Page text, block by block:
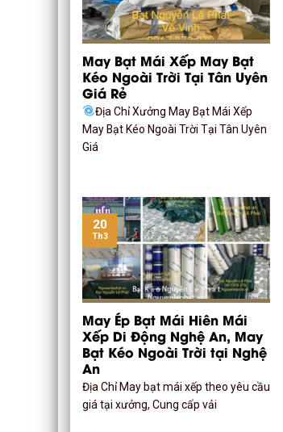
May Bạt Mái Xếp May Bạt
Kéo Ngoài Trời Tại Tân Uyên
Giá Rẻ
Địa Chỉ Xưởng May Bạt Mái Xếp
May Bạt Kéo Ngoài Trời Tại Tân Uyên
Giá
May Ép Bạt Mái Hiên Mái
Xếp Di Động Nghệ An, May
Bạt Kéo Ngoài Trời tại Nghệ
An
Địa Chỉ May bạt mái xếp theo yêu cầu
giá tại xưởng, Cung cấp vải
20
Th3